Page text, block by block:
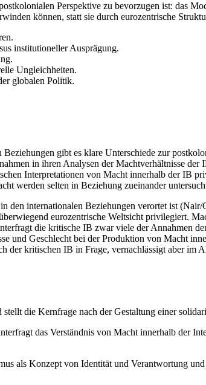
Perspektive zu bevorzugen ist: das
können, statt sie durch eurozentrische
institutioneller Ausprägung.
Ungleichheiten.
globalen Politik.
gibt es klare Unterschiede zur
in ihren Analysen der Machtverhältnisse
Interpretationen von Macht innerhalb der IB
werden selten in Beziehung zueinander
internationalen Beziehungen verortet ist
eurozentrische Weltsicht privilegiert.
die kritische IB zwar viele der Annahmen
und Geschlecht bei der Produktion von Macht
der kritischen IB in Frage, vernachlässigt aber
die Kernfrage nach der Gestaltung einer
das Verständnis von Macht innerhalb der
als Konzept von Identität und Verantwortung